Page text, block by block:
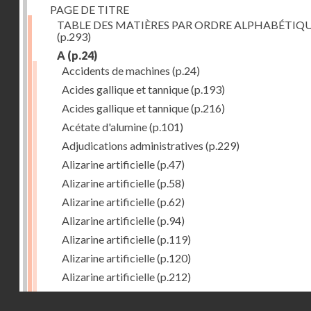
PAGE DE TITRE
TABLE DES MATIÈRES PAR ORDRE
(p.293)
A (p.24)
Accidents de machines (p.24)
Acides gallique et tannique(p.193)
Acides gallique et tannique(p.216)
Acétate d'alumine(p.101)
Adjudications administratives (p.229)
Alizarine artificielle(p.47)
Alizarine artificielle(p.58)
Alizarine artificielle(p.62)
Alizarine artificielle(p.94)
Alizarine artificielle(p.119)
Alizarine artificielle(p.120)
Alizarine artificielle(p.212)
Alizarine artificielle(p.256)